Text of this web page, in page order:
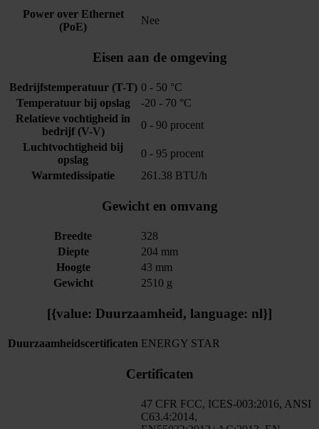
Power over Ethernet
(PoE)
Nee
Eisen aan de omgeving
Bedrijfstemperatuur (T-T) 0 - 50 °C
Temperatuur bij opslag
-20 - 70 °C
Relatieve vochtigheid in
bedrijf (V-V)
0 - 90 procent
Luchtvochtigheid bij
opslag
0 - 95 procent
Warmtedissipatie
261.38 BTU/h
Gewicht en omvang
Breedte
328
Diepte
204 mm
Hoogte
43 mm
Gewicht
2510 g
[{value: Duurzaamheid, language: nl}]
Duurzaamheidscertificaten ENERGY STAR
Certificaten
47 CFR FCC, ICES-003:2016, ANSI
C63.4:2014,